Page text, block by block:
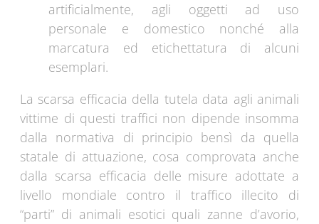
artificialmente, agli oggetti ad uso
personale e domestico nonché alla
marcatura ed etichettatura di alcuni
esemplari.
La scarsa efficacia della tutela data agli animali
vittime di questi traffici non dipende insomma
dalla normativa di principio bensì da quella
statale di attuazione, cosa comprovata anche
dalla scarsa efficacia delle misure adottate a
livello mondiale contro il traffico illecito di
“parti” di animali esotici quali zanne d’avorio,